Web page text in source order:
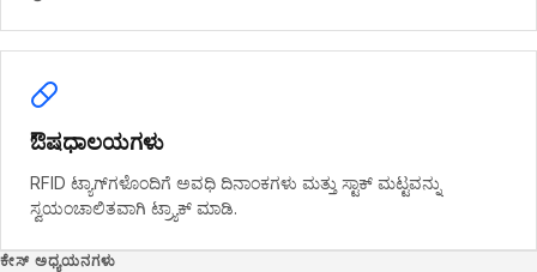
ಔಷಧಾಲಯಗಳು
RFID ಟ್ಯಾಗ್‌ಗಳೊಂದಿಗೆ ಅವಧಿ ದಿನಾಂಕಗಳು ಮತ್ತು ಸ್ಟಾಕ್ ಮಟ್ಟವನ್ನು
ಸ್ವಯಂಚಾಲಿತವಾಗಿ ಟ್ರ್ಯಾಕ್ ಮಾಡಿ.
ಕೇಸ್ ಅಧ್ಯಯನಗಳು